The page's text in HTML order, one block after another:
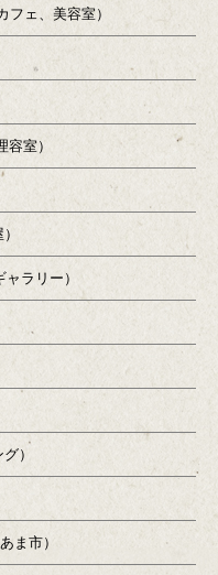
ェ、美容室）
室）
ラリー）
）
ま市）